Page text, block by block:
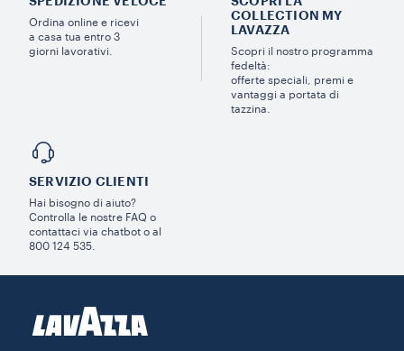
Ordina online e ricevi
a casa tua entro 3
giorni lavorativi.
COLLECTION MY
LAVAZZA
Scopri il nostro programma
fedeltà:
offerte speciali, premi e
vantaggi a portata di
tazzina.
SERVIZIO CLIENTI​
Hai bisogno di aiuto?​
Controlla le nostre FAQ o
contattaci via chatbot o al
800 124 535.